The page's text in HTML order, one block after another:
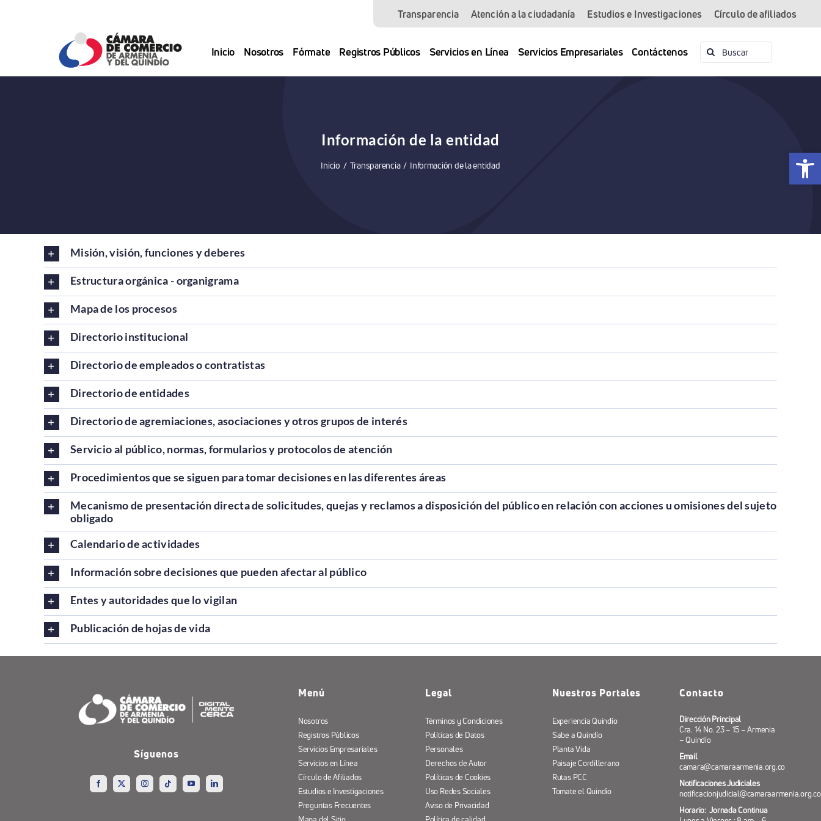
Abrir
Transparencia Atención a la ciudadanía Estudios e Investigaciones Círculo de afiliados
Inicio Nosotros Fórmate Registros Públicos Servicios en Línea Servicios Empresariales Contáctenos Buscar:
Información de la entidad
Inicio Transparencia Información de la entidad
Misión, visión, funciones y deberes
Estructura orgánica - organigrama
Mapa de los procesos
Directorio institucional
Directorio de empleados o contratistas
Directorio de entidades
Directorio de agremiaciones, asociaciones y otros grupos de interés
Servicio al público, normas, formularios y protocolos de atención
Procedimientos que se siguen para tomar decisiones en las diferentes áreas
Mecanismo de presentación directa de solicitudes, quejas y reclamos a disposición del público en relación con acciones u omisiones del sujeto
obligado
Calendario de actividades
Información sobre decisiones que pueden afectar al público
Entes y autoridades que lo vigilan
Publicación de hojas de vida
Síguenos
Menú
Nosotros
Registros Públicos
Servicios Empresariales
Servicios en Línea
Círculo de Afiliados
Estudios e Investigaciones
Preguntas Frecuentes
Legal
Términos y Condiciones
Políticas de Datos
Personales
Derechos de Autor
Políticas de Cookies
Uso Redes Sociales
Aviso de Privacidad
Nuestros Portales
Experiencia Quindío
Sabe a Quindío
Planta Vida
Paisaje Cordillerano
Rutas PCC
Tomate el Quindío
Contacto
Dirección Principal
Cra. 14 No. 23 – 15 – Armenia
– Quindío
Email
camara@camaraarmenia.org.co
Notificaciones Judiciales
notificacionjudicial@camaraarmenia.org.co
Horario: Jornada Continua